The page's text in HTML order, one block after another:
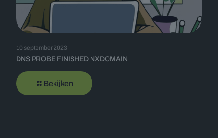
10 september 2023
DNS PROBE FINISHED NXDOMAIN
Bekijken